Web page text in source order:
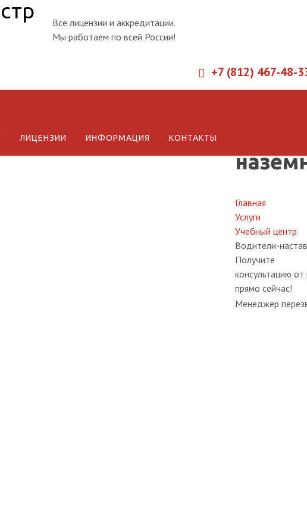
Все лицензии и аккредитации.
Мы работаем по всей России!
+7 (812) 467-48-
ЛИЦЕНЗИИ ИНФОРМАЦИЯ КОНТАКТЫ
Главная
Услуги
Учебный центр
Водители-
Получите
консультацию от
прямо сейчас!
Менеджер